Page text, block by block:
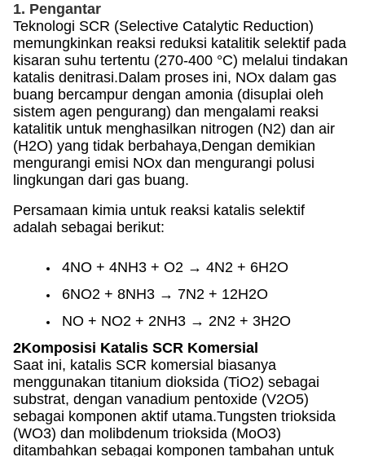
1. Pengantar
Teknologi SCR (Selective Catalytic Reduction)
memungkinkan reaksi reduksi katalitik selektif pada
kisaran suhu tertentu (270-400 °C) melalui tindakan
katalis denitrasi.Dalam proses ini, NOx dalam gas
buang bercampur dengan amonia (disuplai oleh
sistem agen pengurang) dan mengalami reaksi
katalitik untuk menghasilkan nitrogen (N2) dan air
(H2O) yang tidak berbahaya,Dengan demikian
mengurangi emisi NOx dan mengurangi polusi
lingkungan dari gas buang.
Persamaan kimia untuk reaksi katalis selektif
adalah sebagai berikut:
4NO + 4NH3 + O2 → 4N2 + 6H2O
6NO2 + 8NH3 → 7N2 + 12H2O
NO + NO2 + 2NH3 → 2N2 + 3H2O
2Komposisi Katalis SCR Komersial
Saat ini, katalis SCR komersial biasanya
menggunakan titanium dioksida (TiO2) sebagai
substrat, dengan vanadium pentoxide (V2O5)
sebagai komponen aktif utama.Tungsten trioksida
(WO3) dan molibdenum trioksida (MoO3)
ditambahkan sebagai komponen tambahan untuk